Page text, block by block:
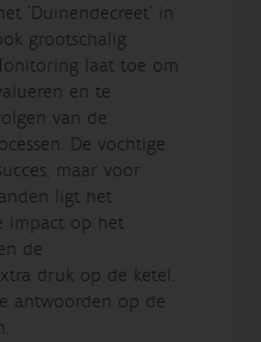
‘Duinendecreet’ in
grootschalig
laat toe om
en te
van de
De vochtige
maar voor
ligt het
impact op het
de
druk op de ketel.
antwoorden op de